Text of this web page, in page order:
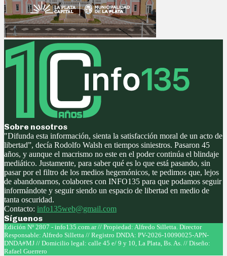
Sobre nosotros
"Difunda esta información, sienta la satisfacción moral de un acto de
libertad”, decía Rodolfo Walsh en tiempos siniestros. Pasaron 45
años, y aunque el macrismo no este en el poder continúa el blindaje
mediático. Justamente, para saber qué es lo que está pasando, sin
pasar por el filtro de los medios hegemónicos, te pedimos que, lejos
de abandonarnos, colabores con INFO135 para que podamos seguir
informándote y seguir siendo un espacio de libertad en medio de
tanta oscuridad.
Contacto: info135web@gmail.com
Síguenos
Facebook
Twitter
Instagram
Youtube
Edición Nº 2807 - info135.com.ar // Propiedad: Alfredo Silletta. Director
Responsable: Alfredo Silletta // Registro DNDA: PV-2026-10090025-APN-
DNDA#MJ // Domicilio legal: calle 45 e/ 9 y 10, La Plata, Bs. As. // Diseño:
Rafael Guerrero